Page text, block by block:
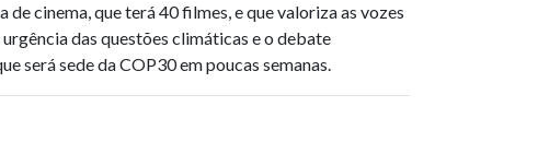
cinema, que terá 40 filmes, e que valoriza as vozes
das questões climáticas e o debate
será sede da COP30 em poucas semanas.